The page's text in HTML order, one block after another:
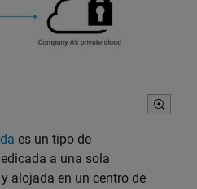
es un tipo de
a una sola
alojada en un centro de